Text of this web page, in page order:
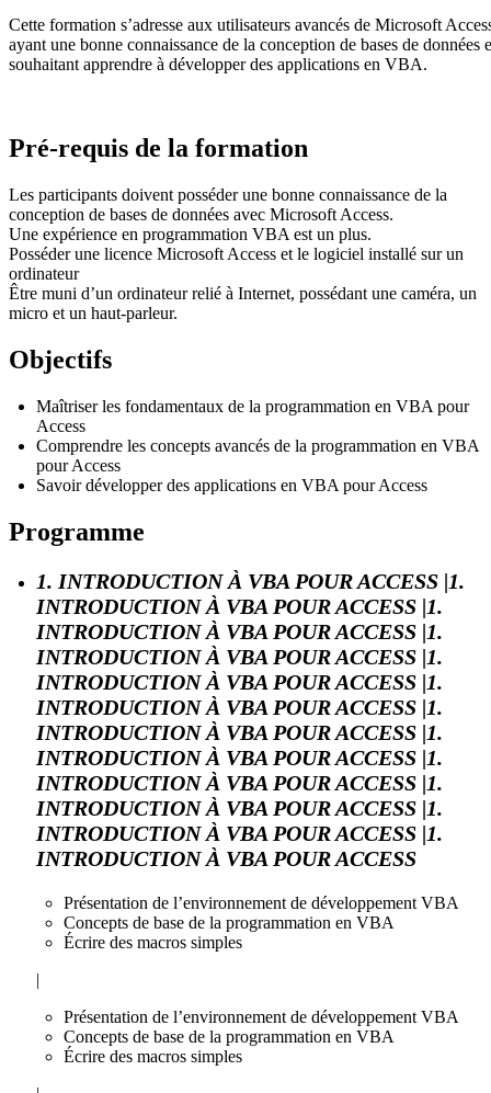
Cette formation s’adresse aux utilisateurs avancés de Microsoft
ayant une bonne connaissance de la conception de bases de données
souhaitant apprendre à développer des applications en VBA.
Pré-requis de la formation
Les participants doivent posséder une bonne connaissance de la
conception de bases de données avec Microsoft Access.
Une expérience en programmation VBA est un plus.
Posséder une licence Microsoft Access et le logiciel installé sur un
ordinateur
Être muni d’un ordinateur relié à Internet, possédant une caméra, un
micro et un haut-parleur.
Objectifs
Maîtriser les fondamentaux de la programmation en VBA pour
Access
Comprendre les concepts avancés de la programmation en VBA
pour Access
Savoir développer des applications en VBA pour Access
Programme
1. INTRODUCTION À VBA POUR ACCESS |1.
INTRODUCTION À VBA POUR ACCESS |1.
INTRODUCTION À VBA POUR ACCESS |1.
INTRODUCTION À VBA POUR ACCESS |1.
INTRODUCTION À VBA POUR ACCESS |1.
INTRODUCTION À VBA POUR ACCESS |1.
INTRODUCTION À VBA POUR ACCESS |1.
INTRODUCTION À VBA POUR ACCESS |1.
INTRODUCTION À VBA POUR ACCESS |1.
INTRODUCTION À VBA POUR ACCESS |1.
INTRODUCTION À VBA POUR ACCESS |1.
INTRODUCTION À VBA POUR ACCESS
Présentation de l’environnement de développement VBA
Concepts de base de la programmation en VBA
Écrire des macros simples
|
Présentation de l’environnement de développement VBA
Concepts de base de la programmation en VBA
Écrire des macros simples